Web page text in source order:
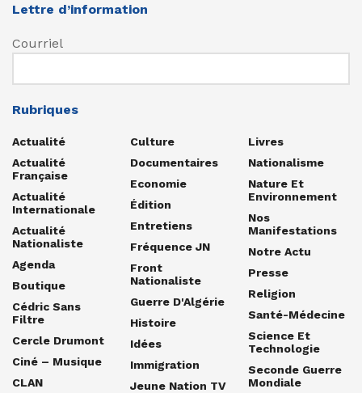
Lettre d’information
Courriel
Rubriques
Actualité
Actualité
Française
Actualité
Internationale
Actualité
Nationaliste
Agenda
Boutique
Cédric Sans
Filtre
Cercle Drumont
Ciné – Musique
CLAN
Culture
Documentaires
Economie
Édition
Entretiens
Fréquence JN
Front
Nationaliste
Guerre D'Algérie
Histoire
Idées
Immigration
Jeune Nation TV
Livres
Nationalisme
Nature Et
Environnement
Nos
Manifestations
Notre Actu
Presse
Religion
Santé-Médecine
Science Et
Technologie
Seconde Guerre
Mondiale